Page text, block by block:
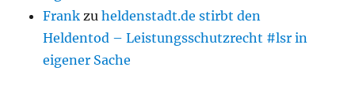
Frank zuheldenstadt.de stirbt den
Heldentod – Leistungsschutzrecht #lsr in
eigener Sache